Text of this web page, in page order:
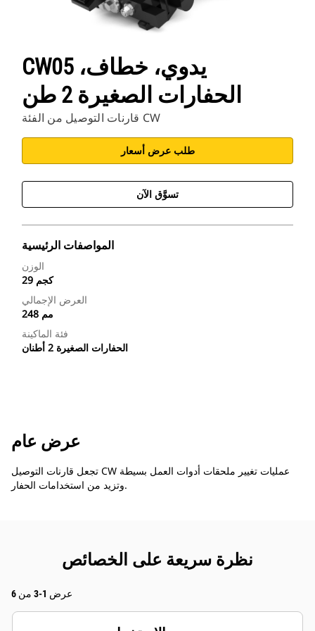
CW05 يدوي، خطاف،
الحفارات الصغيرة 2 طن
قارنات التوصيل من الفئة CW
طلب عرض أسعار
تسوَّق الآن
المواصفات الرئيسية
الوزن
29 كجم
العرض الإجمالي
248 مم
فئة الماكينة
الحفارات الصغيرة 2 أطنان
عرض عام
تجعل قارنات التوصيل CW عمليات تغيير ملحقات أدوات العمل بسيطة
وتزيد من استخدامات الحفار.
نظرة سريعة على الخصائص
عرض 1-3 من 6